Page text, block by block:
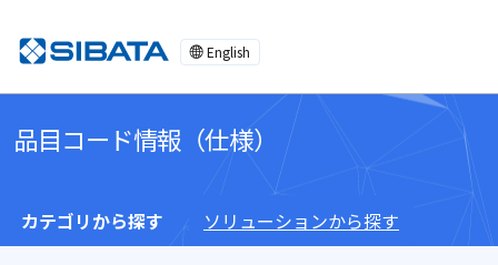
English
品目コード情報（仕様）
カテゴリから探す ソリューションから探す